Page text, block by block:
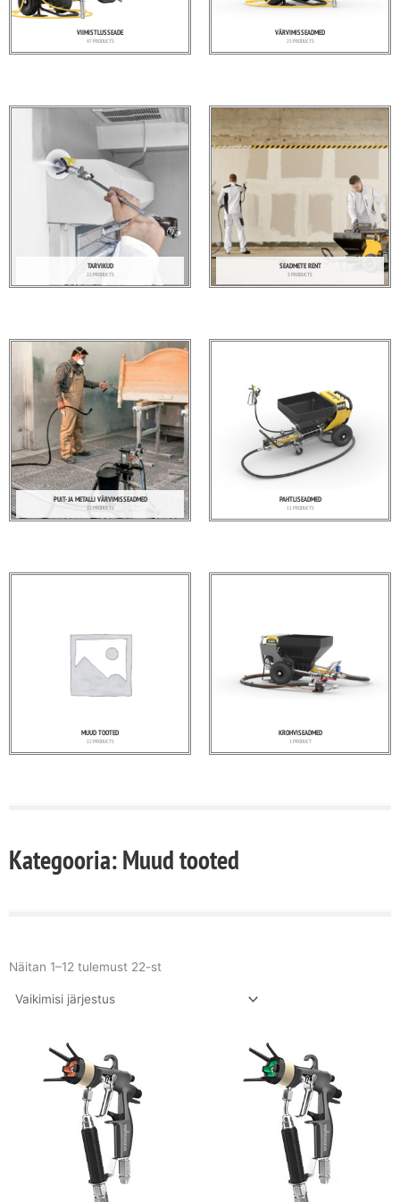
VIIMISTLUSSEADE
47 PRODUCTS
VÄRVIMISSEADMED
23 PRODUCTS
TARVIKUD
22 PRODUCTS
SEADMETE RENT
5 PRODUCTS
PUIT- JA METALLI VÄRVIMISSEADMED
22 PRODUCTS
PAHTLISEADMED
11 PRODUCTS
MUUD TOOTED
22 PRODUCTS
KROHVISEADMED
1 PRODUCT
Kategooria: Muud tooted
Näitan 1–12 tulemust 22-st